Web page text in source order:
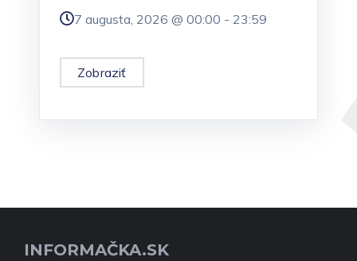
7 augusta, 2026 @ 00:00 - 23:59
Zobraziť
INFORMAČKA.SK